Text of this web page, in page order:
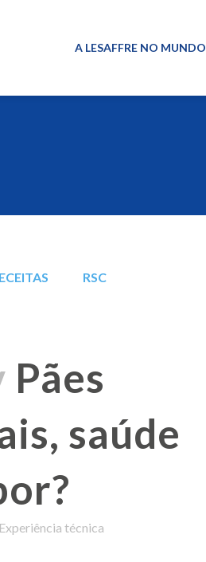
A LESAFFRE NO MUNDO
RSC
Pães
saúde
Experiência técnica